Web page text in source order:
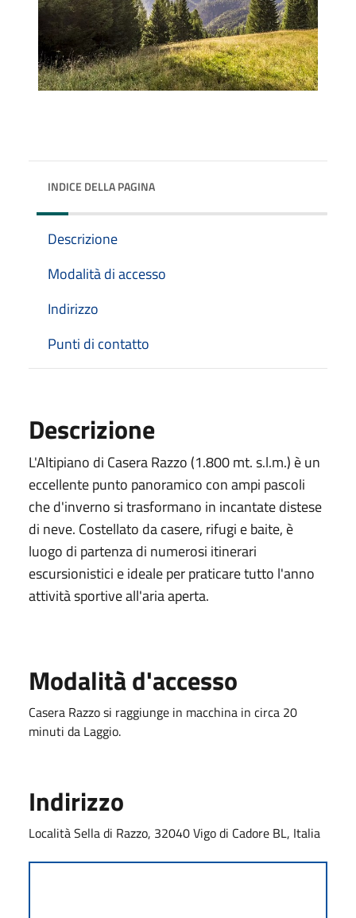
INDICE DELLA PAGINA
Descrizione
Modalità di accesso
Indirizzo
Punti di contatto
Descrizione
L'Altipiano di Casera Razzo (1.800 mt. s.l.m.) è un
eccellente punto panoramico con ampi pascoli
che d'inverno si trasformano in incantate distese
di neve. Costellato da casere, rifugi e baite, è
luogo di partenza di numerosi itinerari
escursionistici e ideale per praticare tutto l'anno
attività sportive all'aria aperta.
Modalità d'accesso
Casera Razzo si raggiunge in macchina in circa 20
minuti da Laggio.
Indirizzo
Località Sella di Razzo, 32040 Vigo di Cadore BL, Italia